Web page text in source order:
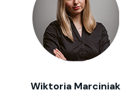
Wiktoria Marciniak